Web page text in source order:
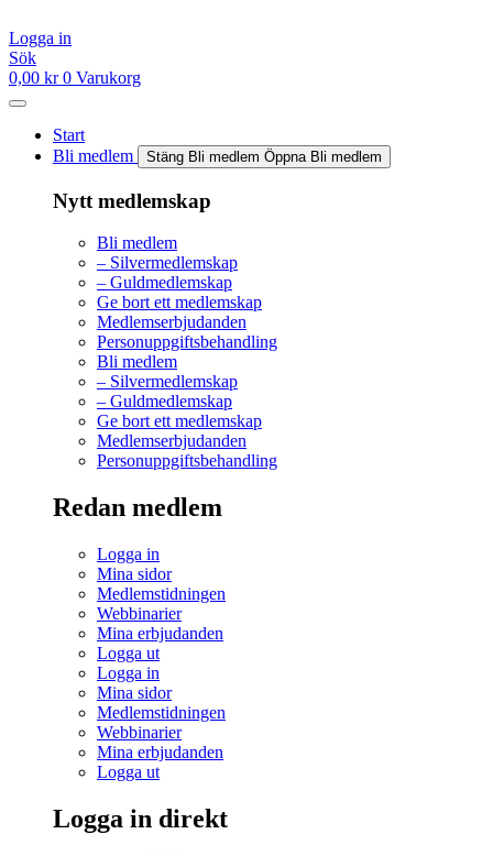
till
innehåll
Logga in
Sök
0,00 kr 0 Varukorg
Start
Bli medlem
Stäng Bli medlem Öppna Bli medlem
Nytt medlemskap
Bli medlem
– Silvermedlemskap
– Guldmedlemskap
Ge bort ett medlemskap
Medlemserbjudanden
Personuppgiftsbehandling
Bli medlem
– Silvermedlemskap
– Guldmedlemskap
Ge bort ett medlemskap
Medlemserbjudanden
Personuppgiftsbehandling
Redan medlem
Logga in
Mina sidor
Medlemstidningen
Webbinarier
Mina erbjudanden
Logga ut
Logga in
Mina sidor
Medlemstidningen
Webbinarier
Mina erbjudanden
Logga ut
Logga in direkt